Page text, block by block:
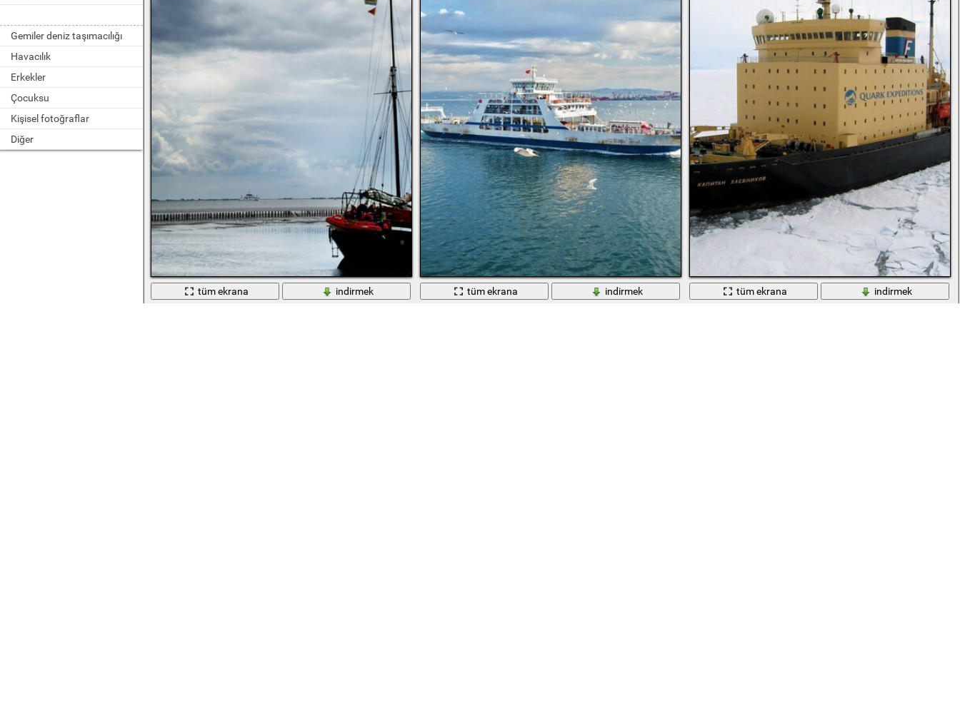
Gemiler deniz taşımacılığı
Havacılık
Erkekler
Çocuksu
Kişisel fotoğraflar
Diğer
tüm ekrana
indirmek
tüm ekrana
indirmek
tüm ekrana
indirmek